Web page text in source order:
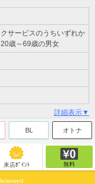
サービスのうちいずれか
歳～69歳の男女
詳細表示▼
BL オトナ
来店ﾎﾟｲﾝﾄ 無料